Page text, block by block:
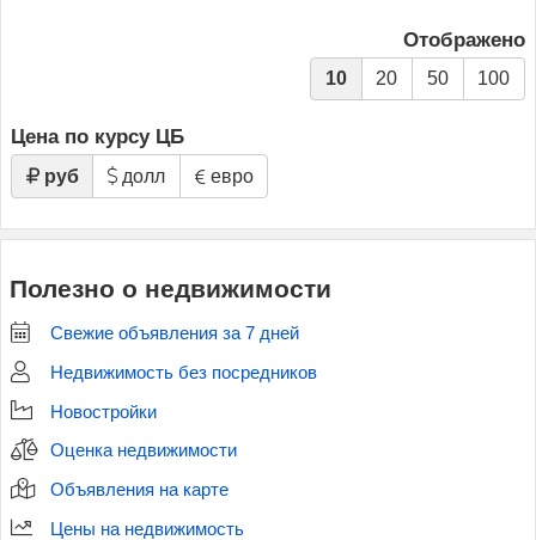
Отображено
10 20 50 100
Цена по курсу ЦБ
руб долл евро
Полезно о недвижимости
Свежие объявления за 7 дней
Недвижимость без посредников
Новостройки
Оценка недвижимости
Объявления на карте
Цены на недвижимость